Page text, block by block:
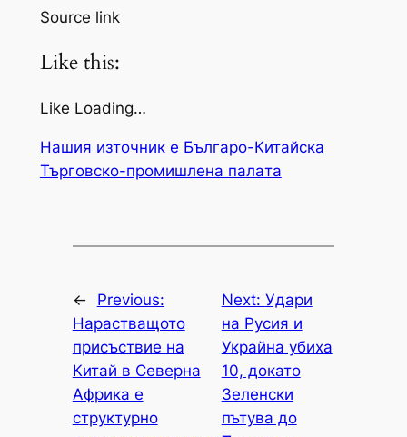
Source link
Like this:
Like Loading…
Нашия източник е Българо-Китайска
Търговско-промишлена палaта
←
Previous:
Нарастващото
присъствие на
Китай в Северна
Африка е
структурно
Next: Удари
на Русия и
Украйна убиха
10, докато
Зеленски
пътува до